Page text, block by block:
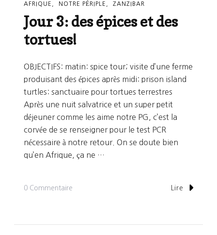
AFRIQUE NOTRE PÉRIPLE ZANZIBAR
Jour 3: des épices et des
tortues!
OBJECTIFS: matin: spice tour; visite d’une ferme
produisant des épices après midi: prison island
turtles: sanctuaire pour tortues terrestres
Après une nuit salvatrice et un super petit
déjeuner comme les aime notre PG, c’est la
corvée de se renseigner pour le test PCR
nécessaire à notre retour. On se doute bien
qu’en Afrique, ça ne …
0 Commentaire Lire